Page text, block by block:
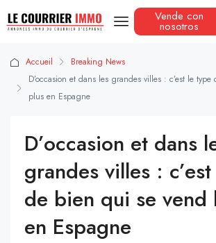
Vende con
nosotros
Accueil
Breaking News
D’occasion et dans les grandes villes : c’est le
plus en Espagne
D’occasion et dans
grandes villes :
de bien qui se vend
en Espagne